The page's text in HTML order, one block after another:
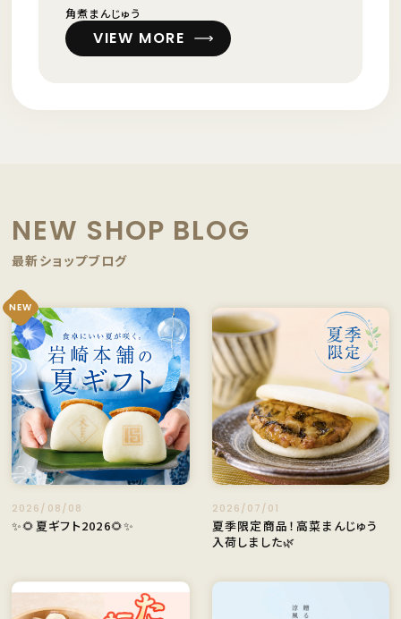
角煮まんじゅう
VIEW MORE
NEW SHOP BLOG
最新ショップブログ
NEW
2026/08/08
✨🌻夏ギフト2026🌻✨
2026/07/01
夏季限定商品！高菜まんじゅう
入荷しました🌿